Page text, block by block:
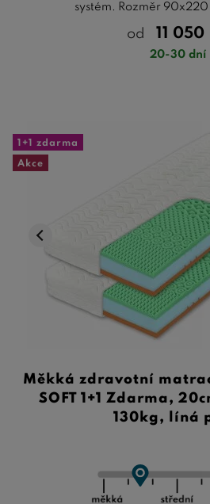
systém. Rozměr 90x220
od 11 050
20-30 dní
1+1 zdarma
Akce
Měkká zdravotní
SOFT 1+1 Zdarma,
130kg, líná